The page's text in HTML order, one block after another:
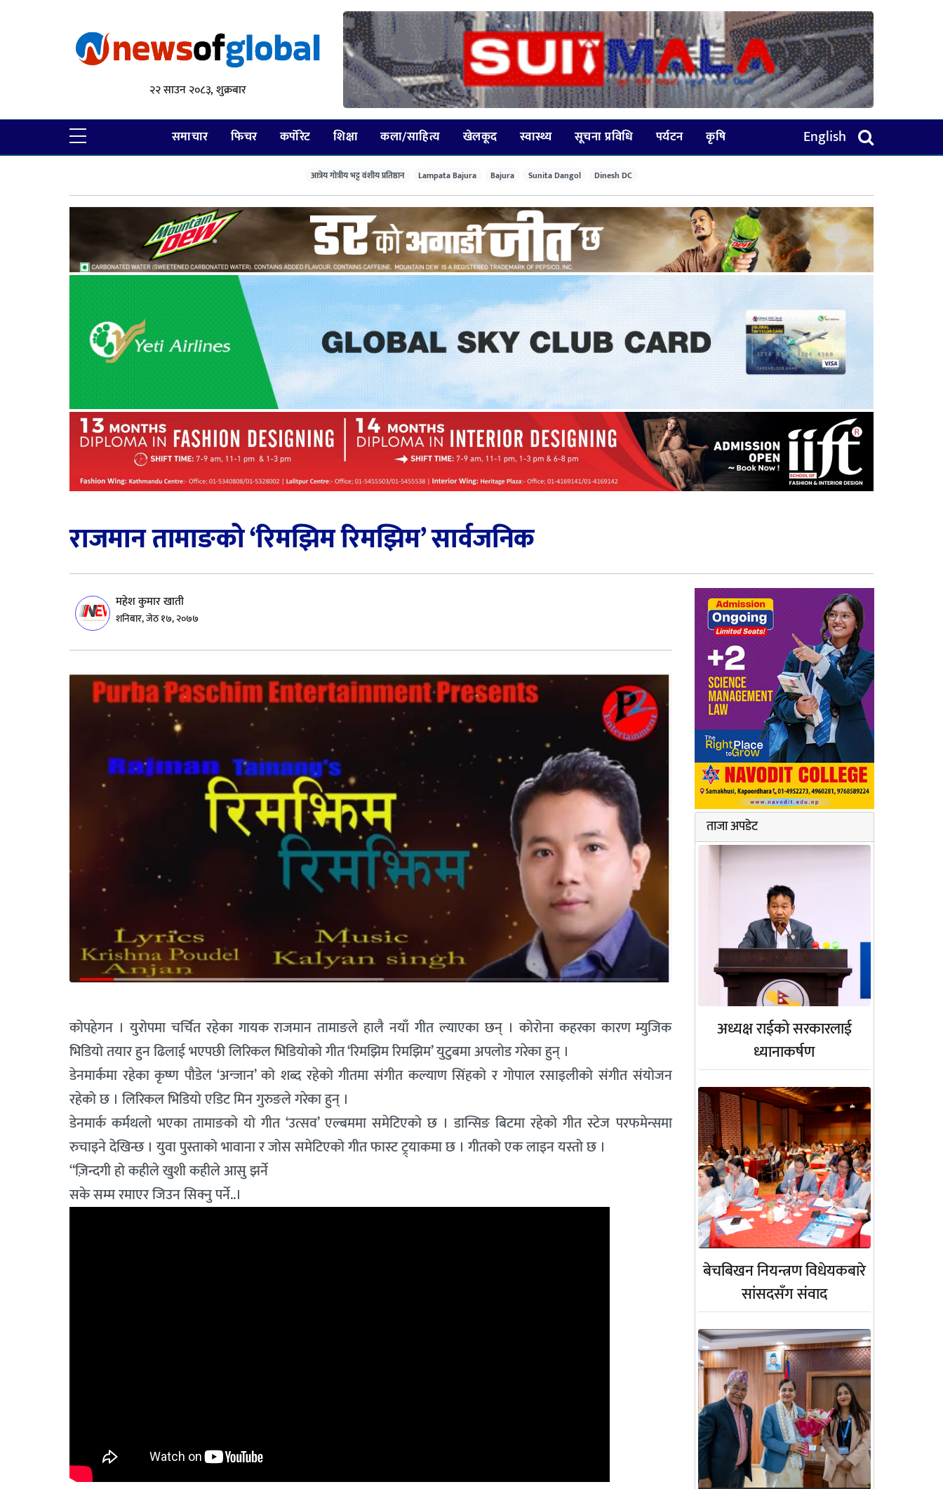
२२ साउन २०८३, शुक्रबार
समाचार फिचर कर्पोरेट शिक्षा कला/साहित्य खेलकूद स्वास्थ्य सूचना प्रविधि पर्यटन कृषि English
आत्रेय गोत्रीय भट्ट वंशीय प्रतिष्ठान Lampata Bajura Bajura Sunita Dangol Dinesh DC
राजमान तामाङको ‘रिमझिम रिमझिम’ सार्वजनिक
महेश कुमार खाती
शनिबार, जेठ १७, २०७७
कोपहेगन । युरोपमा चर्चित रहेका गायक राजमान तामाङले हालै नयाँ गीत ल्याएका छन् । कोरोना कहरका कारण म्युजिक
भिडियो तयार हुन ढिलाई भएपछी लिरिकल भिडियोको गीत ‘रिमझिम रिमझिम’ युटुबमा अपलोड गरेका हुन् ।
डेनमार्कमा रहेका कृष्ण पौडेल ‘अन्जान’ को शब्द रहेको गीतमा संगीत कल्याण सिंहको र गोपाल रसाइलीको संगीत संयोजन
रहेको छ । लिरिकल भिडियो एडिट मिन गुरुङले गरेका हुन् ।
डेनमार्क कर्मथलो भएका तामाङको यो गीत ‘उत्सव’ एल्बममा समेटिएको छ । डान्सिङ बिटमा रहेको गीत स्टेज परफमेन्समा
रुचाइने देखिन्छ । युवा पुस्ताको भावाना र जोस समेटिएको गीत फास्ट ट्र्याकमा छ । गीतको एक लाइन यस्तो छ ।
“ज़िन्दगी हो कहीले खुशी कहीले आसु झर्ने
सके सम्म रमाएर जिउन सिक्नु पर्ने..।
ताजा अपडेट
अध्यक्ष राईको सरकारलाई
ध्यानाकर्षण
बेचबिखन नियन्त्रण विधेयकबारे
सांसदसँग संवाद